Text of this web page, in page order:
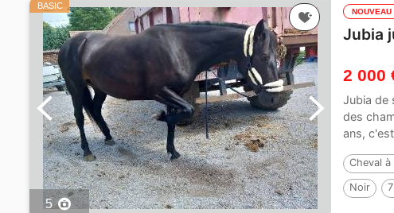
BASIC
5
NOUVEAU
Jubia
2 000
Jubia de
des
ans,
Cheval à
Noir